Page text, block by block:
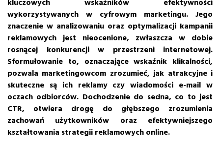
kluczowych wskaźników efektywności
wykorzystywanych w cyfrowym marketingu. Jego
znaczenie w analizowaniu oraz optymalizacji kampanii
reklamowych jest nieocenione, zwłaszcza w dobie
rosnącej konkurencji w przestrzeni internetowej.
Sformułowanie to, oznaczające wskaźnik klikalności,
pozwala marketingowcom zrozumieć, jak atrakcyjne i
skuteczne są ich reklamy czy wiadomości e-mail w
oczach odbiorców. Dochodzenie do sedna, co to jest
CTR, otwiera drogę do głębszego zrozumienia
zachowań użytkowników oraz efektywniejszego
kształtowania strategii reklamowych online.